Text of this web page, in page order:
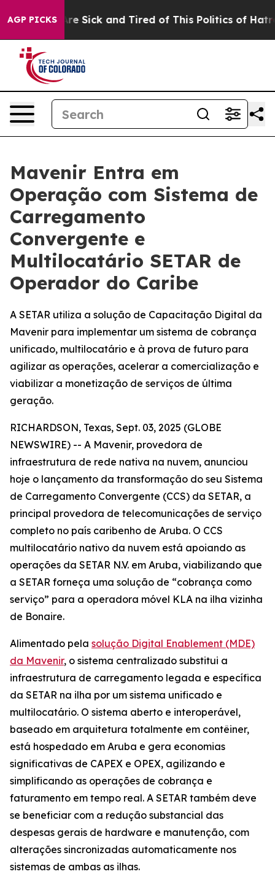
AGP PICKSAre Sick and Tired of This Politics of Hatred”
Mavenir Entra em
Operação com Sistema de
Carregamento
Convergente e
Multilocatário SETAR de
Operador do Caribe
A SETAR utiliza a solução de Capacitação Digital da
Mavenir para implementar um sistema de cobrança
unificado, multilocatário e à prova de futuro para
agilizar as operações, acelerar a comercialização e
viabilizar a monetização de serviços de última
geração.
RICHARDSON, Texas, Sept. 03, 2025 (GLOBE
NEWSWIRE) -- A Mavenir, provedora de
infraestrutura de rede nativa na nuvem, anunciou
hoje o lançamento da transformação do seu Sistema
de Carregamento Convergente (CCS) da SETAR, a
principal provedora de telecomunicações de serviço
completo no país caribenho de Aruba. O CCS
multilocatário nativo da nuvem está apoiando as
operações da SETAR N.V. em Aruba, viabilizando que
a SETAR forneça uma solução de “cobrança como
serviço” para a operadora móvel KLA na ilha vizinha
de Bonaire.
Alimentado pela solução Digital Enablement (MDE)
da Mavenir, o sistema centralizado substitui a
infraestrutura de carregamento legada e específica
da SETAR na ilha por um sistema unificado e
multilocatário. O sistema aberto e interoperável,
baseado em arquitetura totalmente em contêiner,
está hospedado em Aruba e gera economias
significativas de CAPEX e OPEX, agilizando e
simplificando as operações de cobrança e
faturamento em tempo real. A SETAR também deve
se beneficiar com a redução substancial das
despesas gerais de hardware e manutenção, com
alterações sincronizadas automaticamente nos
sistemas de ambas as ilhas.